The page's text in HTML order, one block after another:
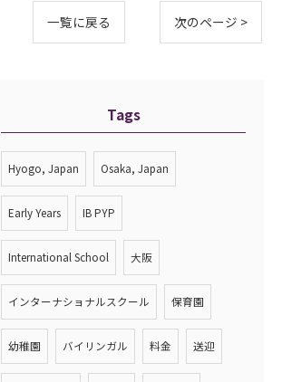
一覧に戻る 次のページ >
Tags
Hyogo, Japan Osaka, Japan
Early Years IB PYP
International School 大阪
インターナショナルスクール 保育園
幼稚園 バイリンガル 料金 送迎